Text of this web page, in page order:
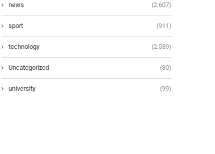
news (2.607)
sport (911)
technology (2.539)
Uncategorized (30)
university (99)